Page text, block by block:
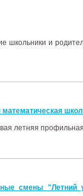
школьники и
летняя
смены "Летний